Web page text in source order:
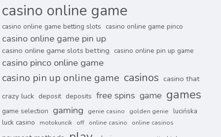
casino online game
casino online game betting slots casino online game pinco
casino online game pin up
casino online game slots betting casino online pin up game
casino pinco online game
casino pin up online game casinos casino that
crazy luck deposit deposits free spins game games
game selection gaming genie casino golden genie
lucińska
luck casino
motokuncik off online casino online casinos